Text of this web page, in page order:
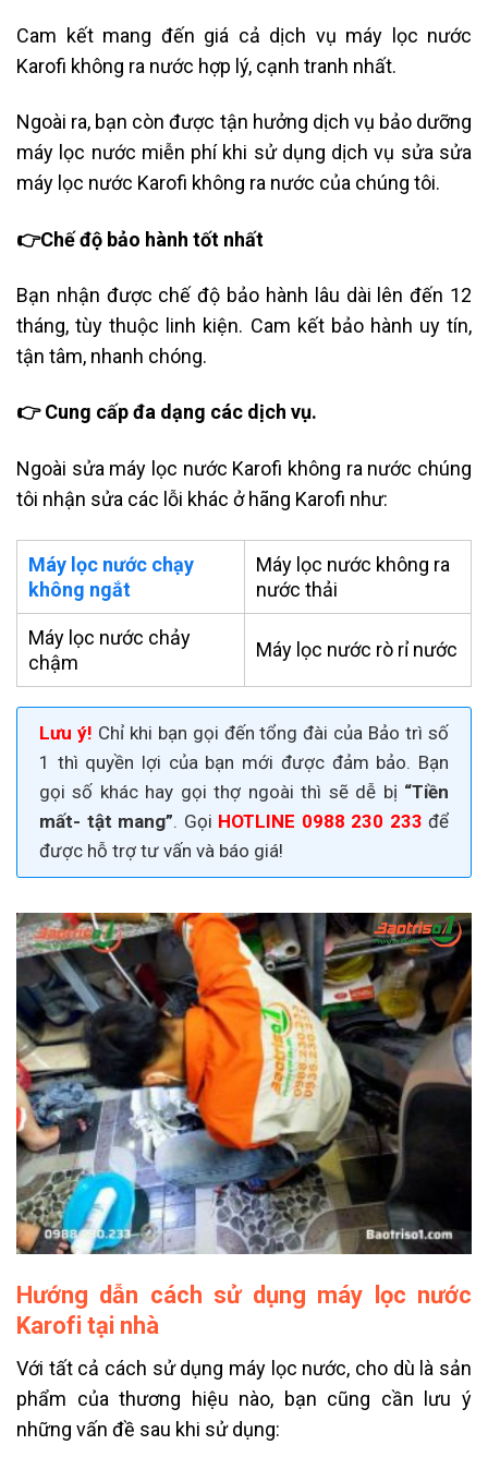
Cam kết mang đến giá cả dịch vụ máy lọc nước
Karofi không ra nước hợp lý, cạnh tranh nhất.
Ngoài ra, bạn còn được tận hưởng dịch vụ bảo dưỡng
máy lọc nước miễn phí khi sử dụng dịch vụ sửa sửa
máy lọc nước Karofi không ra nước của chúng tôi.
👉Chế độ bảo hành tốt nhất
Bạn nhận được chế độ bảo hành lâu dài lên đến 12
tháng, tùy thuộc linh kiện. Cam kết bảo hành uy tín,
tận tâm, nhanh chóng.
👉 Cung cấp đa dạng các dịch vụ.
Ngoài sửa máy lọc nước Karofi không ra nước chúng
tôi nhận sửa các lỗi khác ở hãng Karofi như:
Máy lọc nước chạy
không ngắt
Máy lọc nước không ra
nước thải
Máy lọc nước chảy
chậm
Máy lọc nước rò rỉ nước
Lưu ý! Chỉ khi bạn gọi đến tổng đài của Bảo trì số
1 thì quyền lợi của bạn mới được đảm bảo. Bạn
gọi số khác hay gọi thợ ngoài thì sẽ dễ bị “Tiền
mất- tật mang”. Gọi HOTLINE 0988 230 233 để
được hỗ trợ tư vấn và báo giá!
Hướng dẫn cách sử dụng máy lọc nước
Karofi tại nhà
Với tất cả cách sử dụng máy lọc nước, cho dù là sản
phẩm của thương hiệu nào, bạn cũng cần lưu ý
những vấn đề sau khi sử dụng: